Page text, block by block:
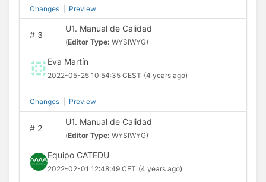
Changes Preview
#3
U1. Manual de Calidad
(Editor Type: WYSIWYG)
Eva Martín
2022-05-25 10:54:35 CEST (4 years ago)
Changes Preview
#2
U1. Manual de Calidad
(Editor Type: WYSIWYG)
Equipo CATEDU
2022-02-01 12:48:49 CET (4 years ago)